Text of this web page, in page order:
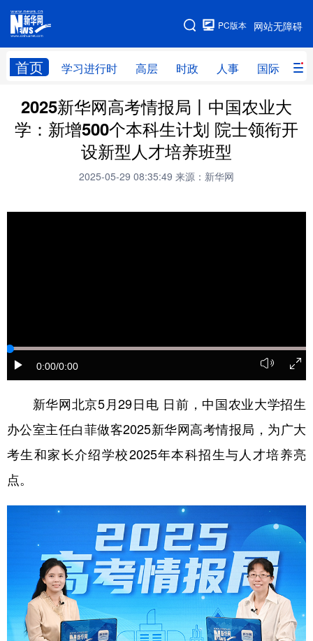
网站无障碍
PC版本
首页 学习进行时 高层 时政 人事 国际 财
网站地图
学习进行时 高层 时政 人事
国际 财经 网评 港澳
思客智库 全球连线
城市 会展
彩票 娱乐 时尚 悦读
公益 一带一路 亚太网 上市公司
文化产业
地方频道
北京 天津 河北
辽宁 吉林 上海 江苏
浙江 安徽 福建 江西
山东 河南 湖北 湖南
2025新华网高考情报局丨中国农业大
学：新增500个本科生计划 院士领衔开
设新型人才培养班型
2025-05-29 08:35:49 来源：新华网
0:00/0:00
新华网北京5月29日电 日前，中国农业大学招生
办公室主任白菲做客2025新华网高考情报局，为广大
考生和家长介绍学校2025年本科招生与人才培养亮
点。